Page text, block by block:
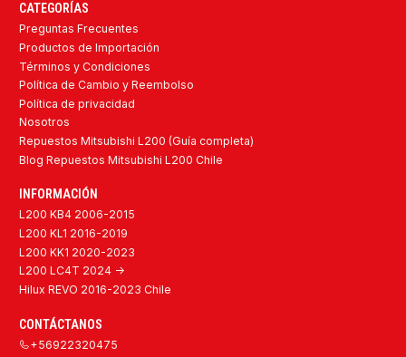
CATEGORÍAS
Preguntas Frecuentes
Productos de Importación
Términos y Condiciones
Política de Cambio y Reembolso
Política de privacidad
Nosotros
Repuestos Mitsubishi L200 (Guía completa)
Blog Repuestos Mitsubishi L200 Chile
INFORMACIÓN
L200 KB4 2006-2015
L200 KL1 2016-2019
L200 KK1 2020-2023
L200 LC4T 2024 ->
Hilux REVO 2016-2023 Chile
CONTÁCTANOS
+56922320475